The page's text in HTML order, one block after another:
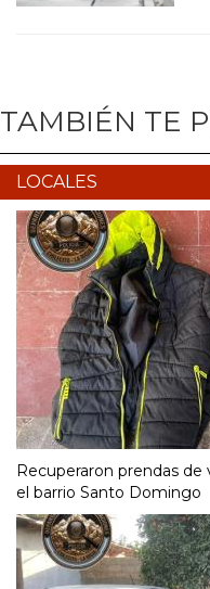
TAMBIÉN TE
LOCALES
Recuperaron prendas
el barrio Santo Domingo